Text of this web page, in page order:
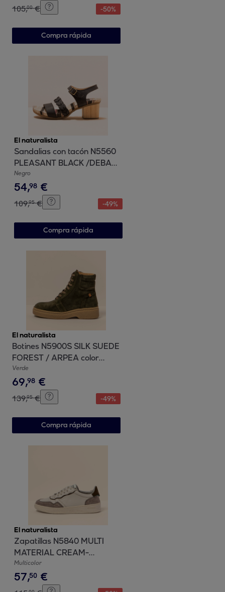
105,00 € -50%
Compra rápida
El naturalista
Sandalias con tacón N5560
PLEASANT BLACK /DEBA
color Black
Negro
54,98 €
109,95 € -49%
Compra rápida
El naturalista
Botines N5900S SILK SUEDE
FOREST / ARPEA color
Forest
Verde
69,98 €
139,95 € -49%
Compra rápida
El naturalista
Zapatillas N5840 MULTI
MATERIAL CREAM-
FOREST/ GEO color Cream-
forest
Multicolor
57,50 €